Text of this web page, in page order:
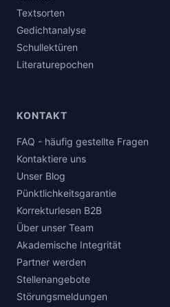
Textsorten
Gedichtanalyse
Schullektüren
Literaturepochen
KONTAKT
FAQ - häufig gestellte Fragen
Kontaktiere uns
Unser Blog
Pünktlichkeitsgarantie
Korrekturlesen B2B
Über unser Team
Akademische Integrität
Partner werden
Stellenangebote
Störungsmeldungen